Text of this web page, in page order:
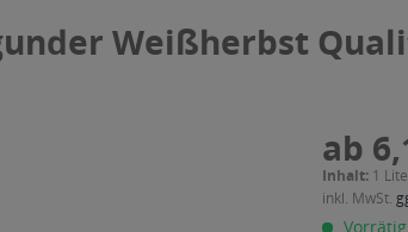
Weißherbst
ab
Inhalt: 1
inkl. MwSt.
Vorrätig